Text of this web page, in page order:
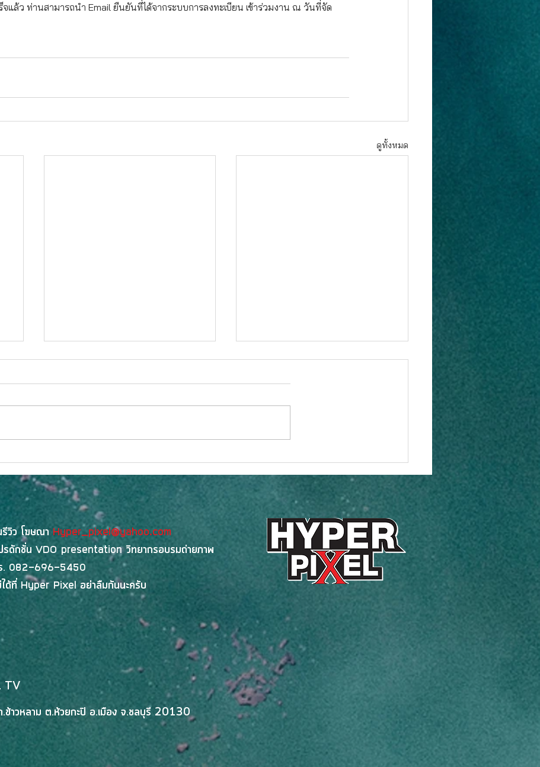
จแล้ว ท่านสามารถนำ Email ยืนยันที่ได้จากระบบการลงทะเบียน เข้าร่วมงาน ณ วันที่จัด
ดูทั้งหมด
BDI ประกาศผล 5 สุดยอด
นวัตกรรม AI พลิกโฉมภูเก็ตสู่
Smart Tourismในเวที BDI
Hackathon 2026: PRO AT
Phuket พร้อมต่อยอดสู่การใช้
งานจริง
อีเลคโทรลักซ์ ชวนแฟนบอล
ไทยเชียร์บอลแบบไม่พลาดทุ
กช็อตสำคัญส่งเครื่องใช้ไฟฟ้า
เป็น "กองหลัง" ประจำบ้าน
พร้อมโปรโมชันสุดคุ้ม ดูแลครบ
ตั้งแต่เตรียมอาหารจนถึงเก็บ
กวาด
วิว โฆษณา Hyper_pixel@yahoo.com
รดักชั่น VDO presentationวิทยากรอบรมถ่ายภาพ
082-696-5450
ด้ที่ Hyper Pixelอย่าลืมกันนะครับ
TV
วหลาม ต.ห้วยกะปิ อ.เมือง จ.ชลบุรี 20130